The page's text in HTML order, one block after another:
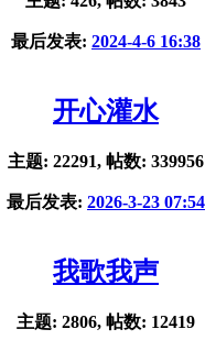
最后发表: 2024-4-6 16:38
开心灌水
主题: 22291, 帖数: 339956
最后发表: 2026-3-23 07:54
我歌我声
主题: 2806, 帖数: 12419